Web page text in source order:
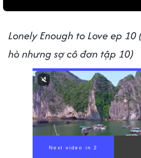
Lonely Enough to Love ep
hò nhưng sợ cô đơn tập 10)